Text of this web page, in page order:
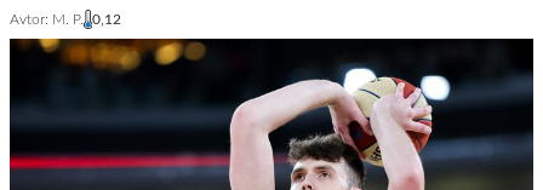
Avtor: M. P. 0,12